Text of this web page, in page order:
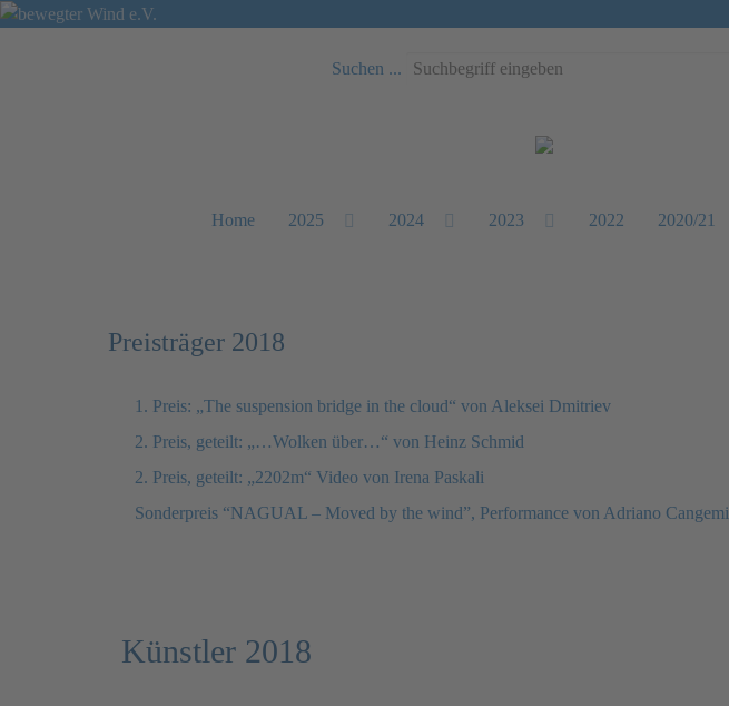
Suchen ...
Sprache auswählen
Home 2025 2024 2023 2022 2020/21
Preisträger 2018
1. Preis: „The suspension bridge in the cloud“ von Aleksei Dmitriev
2. Preis, geteilt: „…Wolken über…“ von Heinz Schmid
2. Preis, geteilt: „2202m“ Video von Irena Paskali
Sonderpreis “NAGUAL – Moved by the wind”, Performance von Adriano Cangemi
Künstler 2018